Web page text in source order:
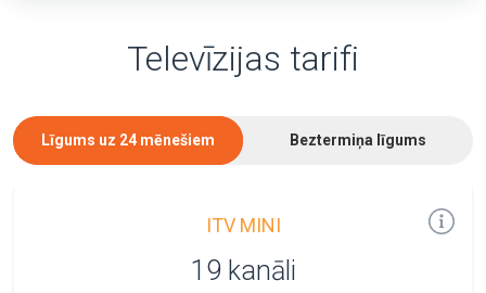
Televīzijas tarifi
Līgums uz 24 mēnešiem Beztermiņa līgums
ITV MINI
19 kanāli